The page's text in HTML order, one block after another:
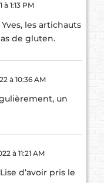
1:13 PM
les artichauts
de gluten.
à 10:36 AM
un
à 11:21 AM
d’avoir pris le